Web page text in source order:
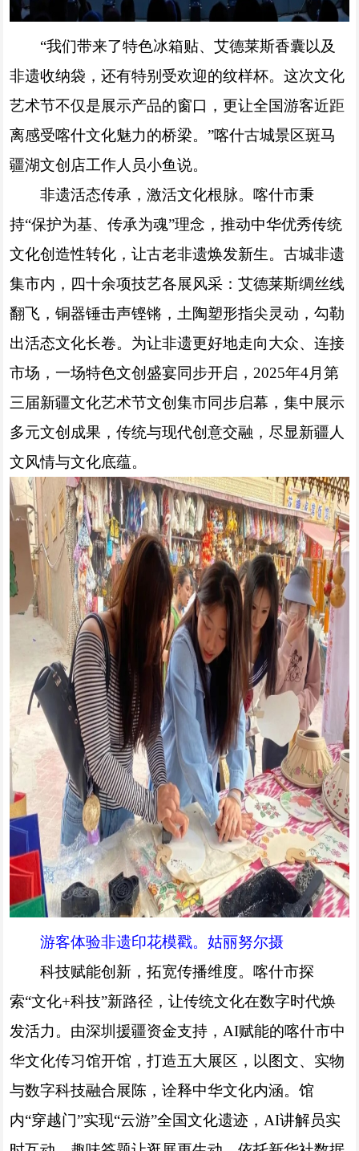
“我们带来了特色冰箱贴、艾德莱斯香囊以及
非遗收纳袋，还有特别受欢迎的纹样杯。这次文化
艺术节不仅是展示产品的窗口，更让全国游客近距
离感受喀什文化魅力的桥梁。”喀什古城景区斑马
疆湖文创店工作人员小鱼说。
非遗活态传承，激活文化根脉。喀什市秉
持“保护为基、传承为魂”理念，推动中华优秀传统
文化创造性转化，让古老非遗焕发新生。古城非遗
集市内，四十余项技艺各展风采：艾德莱斯绸丝线
翻飞，铜器锤击声铿锵，土陶塑形指尖灵动，勾勒
出活态文化长卷。为让非遗更好地走向大众、连接
市场，一场特色文创盛宴同步开启，2025年4月第
三届新疆文化艺术节文创集市同步启幕，集中展示
多元文创成果，传统与现代创意交融，尽显新疆人
文风情与文化底蕴。
游客体验非遗印花模戳。姑丽努尔摄
科技赋能创新，拓宽传播维度。喀什市探
索“文化+科技”新路径，让传统文化在数字时代焕
发活力。由深圳援疆资金支持，AI赋能的喀什市中
华文化传习馆开馆，打造五大展区，以图文、实物
与数字科技融合展陈，诠释中华文化内涵。馆
内“穿越门”实现“云游”全国文化遗迹，AI讲解员实